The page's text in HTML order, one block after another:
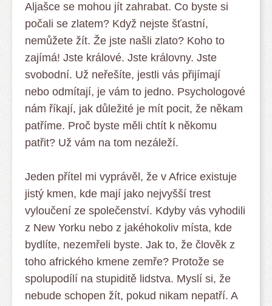
Aljašce se mohou jít zahrabat. Co byste si
počali se zlatem? Když nejste šťastní,
nemůžete žít. Že jste našli zlato? Koho to
zajímá! Jste králové. Jste královny. Jste
svobodní. Už neřešíte, jestli vás přijímají
nebo odmítají, je vám to jedno. Psychologové
nám říkají, jak důležité je mít pocit, že někam
patříme. Proč byste měli chtít k někomu
patřit? Už vám na tom nezáleží.
Jeden přítel mi vyprávěl, že v Africe existuje
jistý kmen, kde mají jako nejvyšší trest
vyloučení ze společenství. Kdyby vás vyhodili
z New Yorku nebo z jakéhokoliv místa, kde
bydlíte, nezemřeli byste. Jak to, že člověk z
toho afrického kmene zemře? Protože se
spolupodílí na stupiditě lidstva. Myslí si, že
nebude schopen žít, pokud nikam nepatří. A